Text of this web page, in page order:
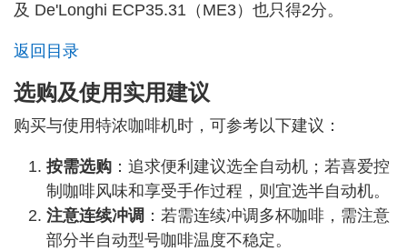
及 De'Longhi ECP35.31（ME3）也只得2分。
返回目录
选购及使用实用建议
购买与使用特浓咖啡机时，可参考以下建议：
按需选购 ：追求便利建议选全自动机；若喜爱控
制咖啡风味和享受手作过程，则宜选半自动机。
注意连续冲调 ：若需连续冲调多杯咖啡，需注意
部分半自动型号咖啡温度不稳定。